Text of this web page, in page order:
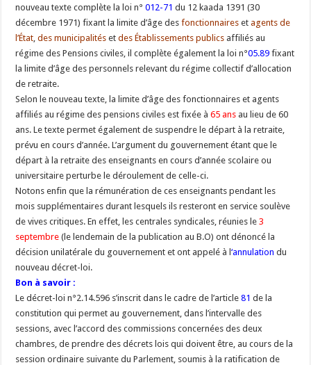
nouveau texte complète la loi n°012-71du 12 kaada 1391 (30
décembre 1971) fixant la limite d’âge des fonctionnaires et agents de
l’État,des municipalitésetdes Établissements publics affiliés au
régime des Pensions civiles, il complète également la loi n°05.89 fixant
la limite d’âge des personnels relevant du régime collectif d’allocation
de retraite.
Selon le nouveau texte, la limite d’âge des fonctionnaires et agents
affiliés au régime des pensions civiles est fixée à65 ans au lieu de 60
ans. Le texte permet également de suspendre le départ à la retraite,
prévu en cours d’année. L’argument du gouvernement étant que le
départ à la retraite des enseignants en cours d’année scolaire ou
universitaire perturbe le déroulement de celle-ci.
Notons enfin que la rémunération de ces enseignants pendant les
mois supplémentaires durant lesquels ils resteront en service soulève
de vives critiques. En effet, les centrales syndicales, réunies le3
septembre (le lendemain de la publication au B.O) ont dénoncé la
décision unilatérale du gouvernement et ont appelé à l‘annulation du
nouveau décret-loi.
Bon à savoir :
Le décret-loi n°2.14.596 s’inscrit dans le cadre de l’article81 de la
constitution qui permet au gouvernement, dans l’intervalle des
sessions, avec l’accord des commissions concernées des deux
chambres, de prendre des décrets lois qui doivent être, au cours de la
session ordinaire suivante du Parlement, soumis à la ratification de